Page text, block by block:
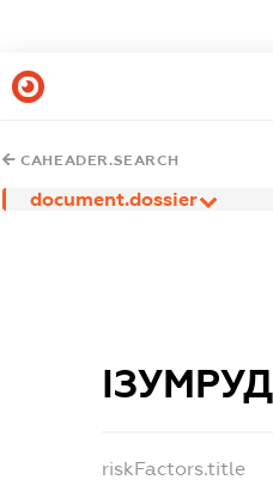
CAHEADER.SEARCH
document.dossier
riskFactors.title